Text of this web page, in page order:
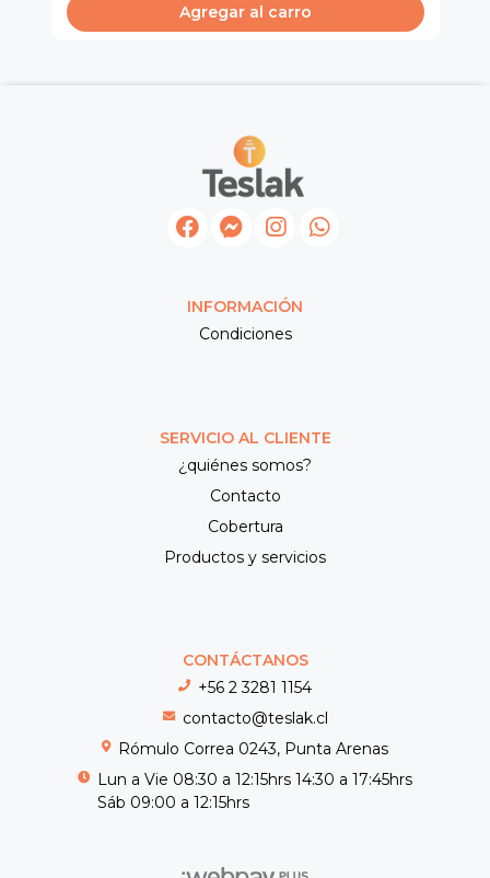
Agregar al carro
INFORMACIÓN
Condiciones
SERVICIO AL CLIENTE
¿quiénes somos?
Contacto
Cobertura
Productos y servicios
CONTÁCTANOS
+56 2 3281 1154
contacto@teslak.cl
Rómulo Correa 0243, Punta Arenas
Lun a Vie 08:30 a 12:15hrs 14:30 a 17:45hrs
Sáb 09:00 a 12:15hrs